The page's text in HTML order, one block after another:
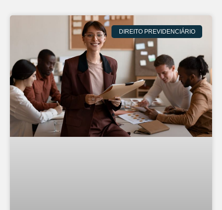
DIREITO PREVIDENCIÁRIO